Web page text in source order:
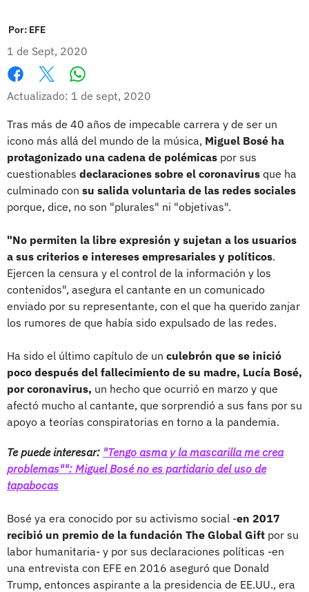
Por: EFE
1 de Sept, 2020
Facebook
X
Actualizado: 1 de sept, 2020
Tras más de 40 años de impecable carrera y de ser un
icono más allá del mundo de la música, Miguel Bosé ha
protagonizado una cadena de polémicas por sus
cuestionables declaraciones sobre el coronavirus que ha
culminado con su salida voluntaria de las redes sociales
porque, dice, no son "plurales" ni "objetivas".
"No permiten la libre expresión y sujetan a los usuarios
a sus criterios e intereses empresariales y políticos.
Ejercen la censura y el control de la información y los
contenidos", asegura el cantante en un comunicado
enviado por su representante, con el que ha querido zanjar
los rumores de que había sido expulsado de las redes.
Ha sido el último capítulo de un culebrón que se inició
poco después del fallecimiento de su madre, Lucía Bosé,
por coronavirus, un hecho que ocurrió en marzo y que
afectó mucho al cantante, que sorprendió a sus fans por su
apoyo a teorías conspiratorias en torno a la pandemia.
Te puede interesar: "Tengo asma y la mascarilla me crea
problemas"": Miguel Bosé no es partidario del uso de
tapabocas
Bosé ya era conocido por su activismo social -en 2017
recibió un premio de la fundación The Global Gift por su
labor humanitaria- y por sus declaraciones políticas -en
una entrevista con EFE en 2016 aseguró que Donald
Trump, entonces aspirante a la presidencia de EE.UU., era